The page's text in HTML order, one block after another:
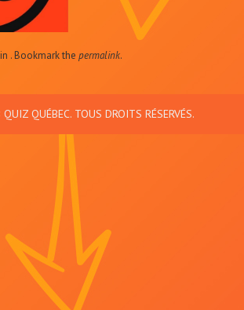
. Bookmark the permalink.
QUÉBEC. TOUS DROITS RÉSERVÉS.